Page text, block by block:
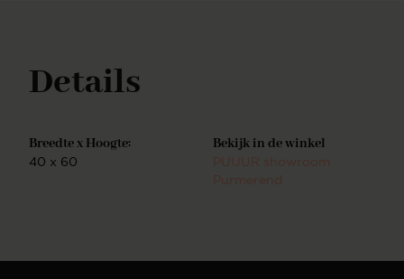
Details
Breedte x Hoogte:
40 x 60
Bekijk in de winkel
PUUUR showroom
Purmerend